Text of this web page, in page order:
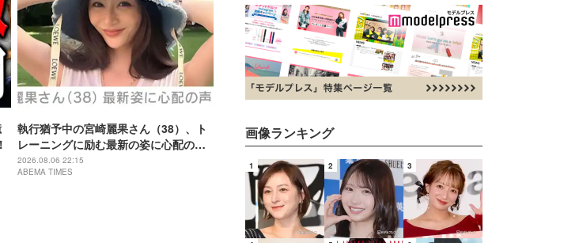
執行猶予中の宮崎麗果さん（38）、ト
レーニングに励む最新の姿に心配の声
「痩せ過ぎ」「なんだか痛々しい…」
2026.08.06 22:15
ABEMA TIMES
画像ランキング
1 2 3